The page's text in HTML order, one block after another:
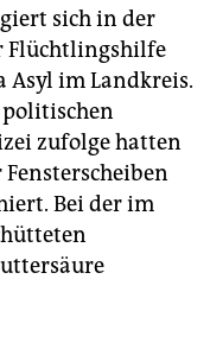
sich in der
Flüchtlingshilfe
im Landkreis.
zufolge hatten
Bei der im